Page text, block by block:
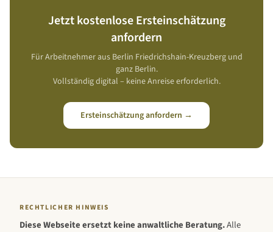
Jetzt kostenlose Ersteinschätzung
anfordern
Für Arbeitnehmer aus Berlin Friedrichshain-Kreuzbergund
ganz Berlin.
Vollständig digital – keine Anreise erforderlich.
Ersteinschätzung anfordern →
RECHTLICHER HINWEIS
Diese Webseite ersetzt keine anwaltliche Beratung.Alle